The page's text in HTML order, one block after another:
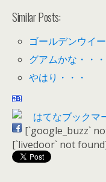
Similar Posts:
ゴールデンウイ
グアムかな・・・
やはり・・・
[`google_buzz`
[`livedoor` not